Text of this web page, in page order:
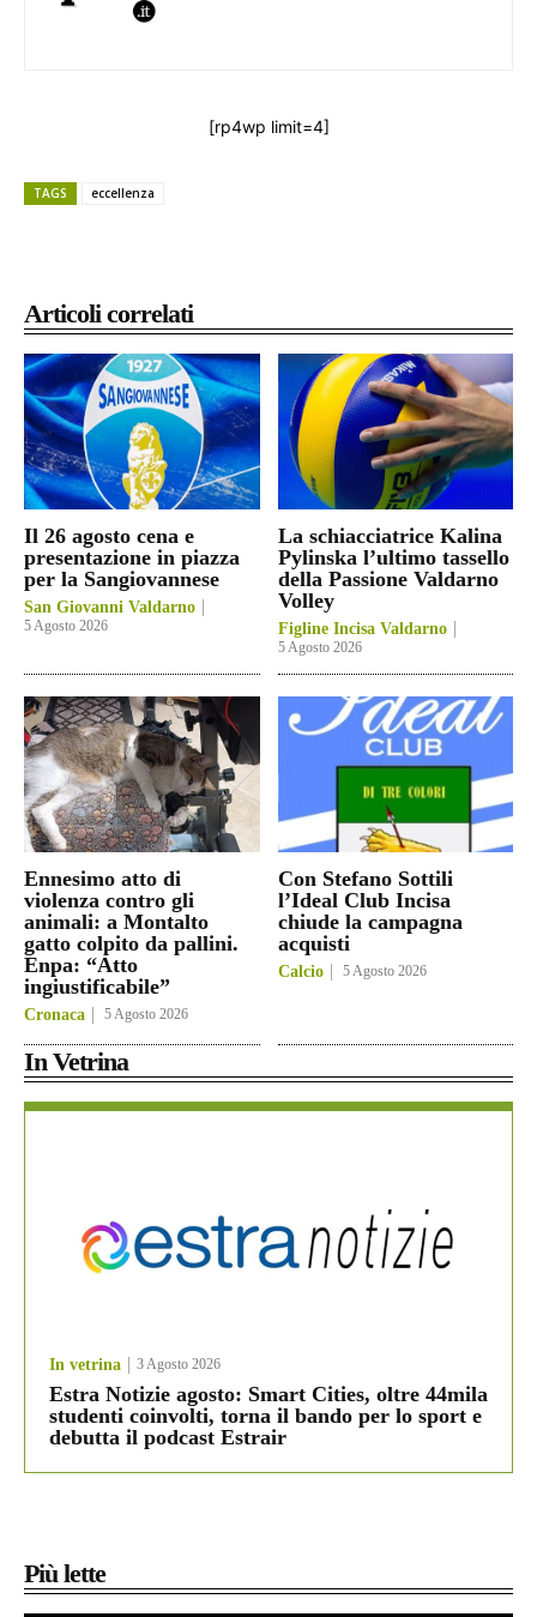
Articoli correlati
Il 26 agosto cena e
presentazione in piazza
per la Sangiovannese
San Giovanni Valdarno
5 Agosto 2026
La schiacciatrice Kalina
Pylinska l’ultimo tassello
della Passione Valdarno
Volley
Figline Incisa Valdarno
5 Agosto 2026
Ennesimo atto di
violenza contro gli
animali: a Montalto
gatto colpito da pallini.
Enpa: “Atto
ingiustificabile”
Cronaca 5 Agosto 2026
Con Stefano Sottili
l’Ideal Club Incisa
chiude la campagna
acquisti
Calcio 5 Agosto 2026
In Vetrina
In vetrina 3 Agosto 2026
Estra Notizie agosto: Smart Cities, oltre 44mila
studenti coinvolti, torna il bando per lo sport e
debutta il podcast Estrair
Più lette
[rp4wp limit=4]
TAGS eccellenza